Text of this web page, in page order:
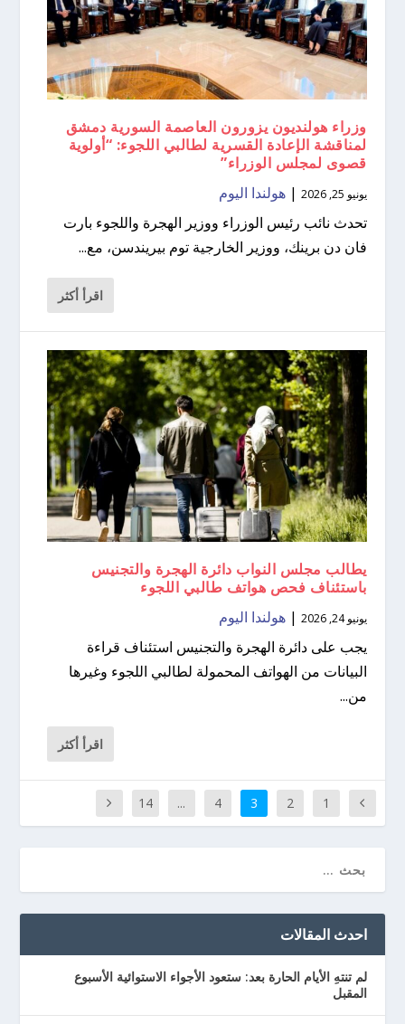
وزراء هولنديون يزورون العاصمة السورية دمشق
لمناقشة الإعادة القسرية لطالبي اللجوء: “أولوية
قصوى لمجلس الوزراء”
يونيو 25, 2026 |هولندا اليوم
تحدث نائب رئيس الوزراء ووزير الهجرة واللجوء بارت
فان دن برينك، ووزير الخارجية توم بيريندسن، مع...
اقرأ أكثر
يطالب مجلس النواب دائرة الهجرة والتجنيس
باستئناف فحص هواتف طالبي اللجوء
يونيو 24, 2026 |هولندا اليوم
يجب على دائرة الهجرة والتجنيس استئناف قراءة
البيانات من الهواتف المحمولة لطالبي اللجوء وغيرها
من...
اقرأ أكثر
1
2
3
4
...
14
احدث المقالات
لم تنتهِ الأيام الحارة بعد: ستعود الأجواء الاستوائية الأسبوع
المقبل